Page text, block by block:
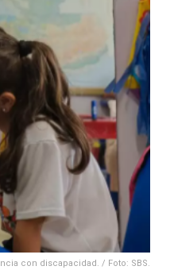
con discapacidad. / Foto: SBS.